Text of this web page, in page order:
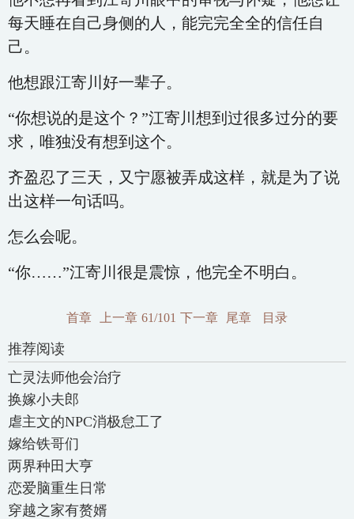
每天睡在自己身侧的人，能完完全全的信任自
己。
他想跟江寄川好一辈子。
“你想说的是这个？”江寄川想到过很多过分的要
求，唯独没有想到这个。
齐盈忍了三天，又宁愿被弄成这样，就是为了说
出这样一句话吗。
怎么会呢。
“你……”江寄川很是震惊，他完全不明白。
首章 上一章 61/101 下一章 尾章 目录
推荐阅读
亡灵法师他会治疗
换嫁小夫郎
虐主文的NPC消极怠工了
嫁给铁哥们
两界种田大亨
恋爱脑重生日常
穿越之家有赘婿